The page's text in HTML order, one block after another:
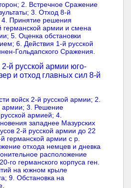
2. Встречное Сражение
3. Отход 8-й
4. Принятие решения
германской армии и смена
5. Оценка обстановки
6. Действия 1-й русской
Гольдапского Сражения
й русской армии юго-
и отход главных сил 8-й
войск 2-й русской армии; 2.
армии; 3. Решение
армией; 4.
западнее Мазурских
2-й русской армии до 22
германской армии с р.
отхода немцев и дневка
расположение
го германского корпуса ген.
на южном крыле
9. Обстановка на